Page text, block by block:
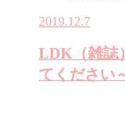
2019.12.7
LDK（雑誌
てください